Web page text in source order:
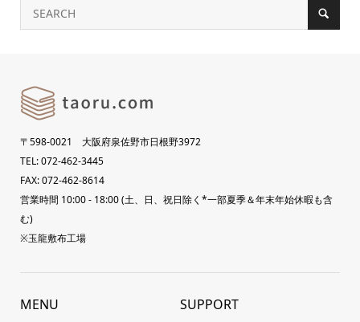
〒598-0021 大阪府泉佐野市日根野3972
TEL: 072-462-3445
FAX: 072-462-8614
営業時間 10:00 - 18:00 (土、日、祝日除く*一部夏季＆年末年始休暇も含
む)
※玉龍敷布工場
MENU SUPPORT